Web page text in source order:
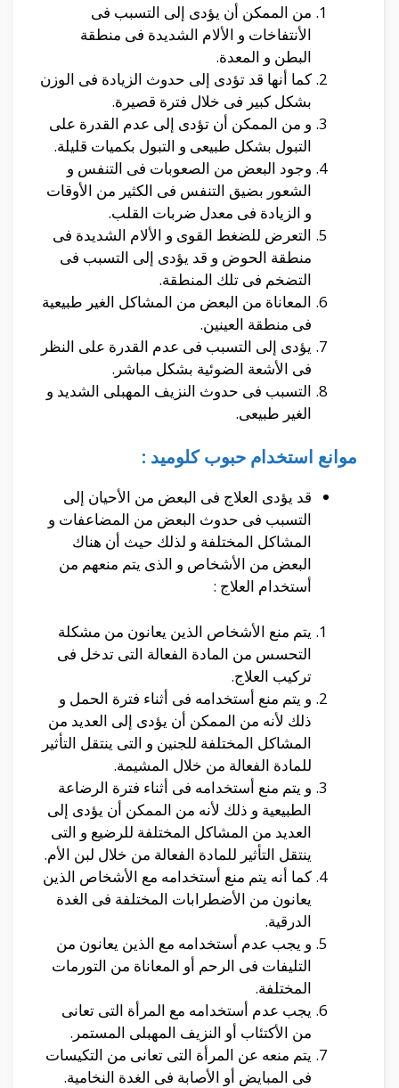
من الممكن أن يؤدى إلى التسبب فى
الأنتفاخات و الألام الشديدة فى منطقة
البطن و المعدة.
كما أنها قد تؤدى إلى حدوث الزيادة فى الوزن
بشكل كبير فى خلال فترة قصيرة.
و من الممكن أن تؤدى إلى عدم القدرة على
التبول بشكل طبيعى و التبول بكميات قليلة.
وجود البعض من الصعوبات فى التنفس و
الشعور بضيق التنفس فى الكثير من الأوقات
و الزيادة فى معدل ضربات القلب.
التعرض للضغط القوى و الألام الشديدة فى
منطقة الحوض و قد يؤدى إلى التسبب فى
التضخم فى تلك المنطقة.
المعاناة من البعض من المشاكل الغير طبيعية
فى منطقة العينين.
يؤدى إلى التسبب فى عدم القدرة على النظر
فى الأشعة الضوئية بشكل مباشر.
التسبب فى حدوث النزيف المهبلى الشديد و
الغير طبيعى.
موانع استخدام حبوب كلوميد :
قد يؤدى العلاج فى البعض من الأحيان إلى
التسبب فى حدوث البعض من المضاعفات و
المشاكل المختلفة و لذلك حيث أن هناك
البعض من الأشخاص و الذى يتم منعهم من
أستخدام العلاج :
يتم منع الأشخاص الذين يعانون من مشكلة
التحسس من المادة الفعالة التى تدخل فى
تركيب العلاج.
و يتم منع أستخدامه فى أثناء فترة الحمل و
ذلك لأنه من الممكن أن يؤدى إلى العديد من
المشاكل المختلفة للجنين و التى ينتقل التأثير
للمادة الفعالة من خلال المشيمة.
و يتم منع أستخدامه فى أثناء فترة الرضاعة
الطبيعية و ذلك لأنه من الممكن أن يؤدى إلى
العديد من المشاكل المختلفة للرضيع و التى
ينتقل التأثير للمادة الفعالة من خلال لبن الأم.
كما أنه يتم منع أستخدامه مع الأشخاص الذين
يعانون من الأضطرابات المختلفة فى الغدة
الدرقية.
و يجب عدم أستخدامه مع الذين يعانون من
التليفات فى الرحم أو المعاناة من التورمات
المختلفة.
يجب عدم أستخدامه مع المرأة التى تعانى
من الأكتئاب أو النزيف المهبلى المستمر.
يتم منعه عن المرأة التى تعانى من التكيسات
فى المبايض أو الأصابة فى الغدة النخامية.